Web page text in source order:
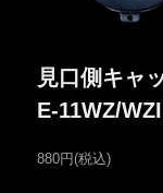
見口側キャ
E-11WZ/
880円(税込)